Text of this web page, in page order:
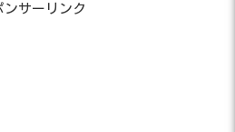
ンサーリンク